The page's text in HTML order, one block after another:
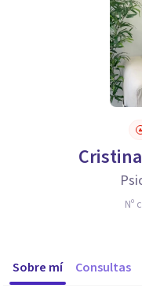
Nº
Sobre mí Consultas